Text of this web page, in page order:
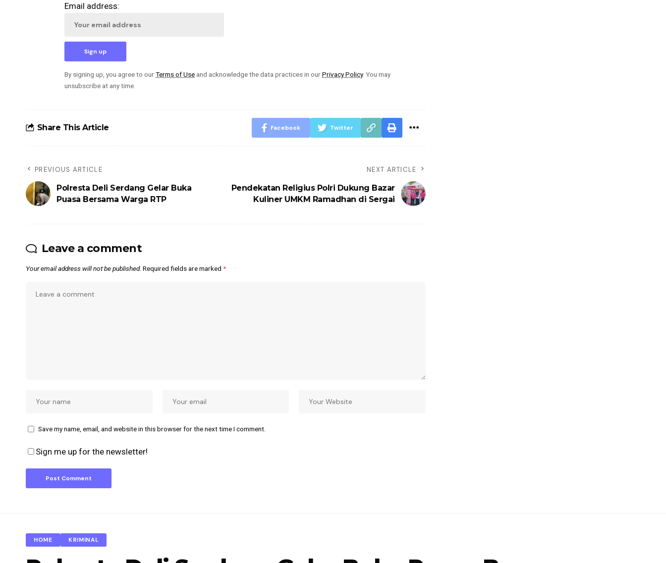
Email address:
By signing up, you agree to ourTerms of Use and acknowledge the data practices in ourPrivacy Policy. You may
unsubscribe at any time.
Share This Article Facebook Twitter
PREVIOUS ARTICLE
Polresta Deli Serdang Gelar Buka
Puasa Bersama Warga RTP
NEXT ARTICLE
Pendekatan Religius Polri Dukung Bazar
Kuliner UMKM Ramadhan di Sergai
Leave a comment
Your email address will not be published. Required fields are marked *
Save my name, email, and website in this browser for the next time I comment.
Sign me up for the newsletter!
HOME KRIMINAL